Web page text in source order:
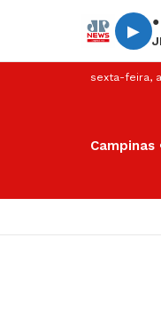
▶
sexta-feira,